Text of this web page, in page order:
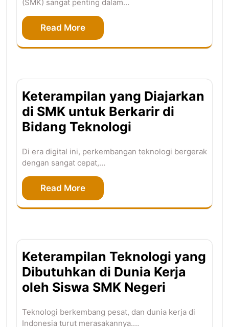
(SMK) sangat penting dalam…
Read More
Keterampilan yang Diajarkan
di SMK untuk Berkarir di
Bidang Teknologi
Di era digital ini, perkembangan teknologi bergerak
dengan sangat cepat,…
Read More
Keterampilan Teknologi yang
Dibutuhkan di Dunia Kerja
oleh Siswa SMK Negeri
Teknologi berkembang pesat, dan dunia kerja di
Indonesia turut merasakannya.…